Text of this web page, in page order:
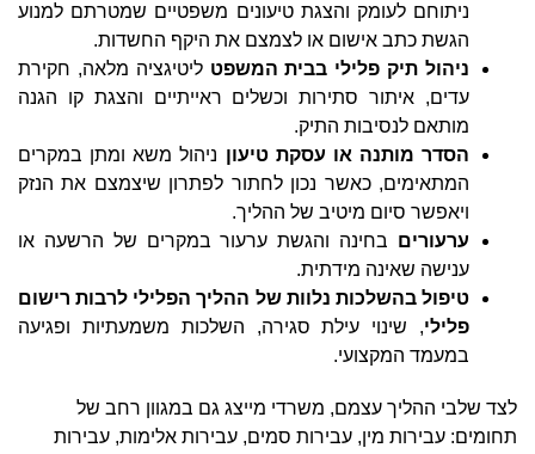
ניתוחם לעומק והצגת טיעונים משפטיים שמטרתם למנוע
הגשת כתב אישום או לצמצם את היקף החשדות.
ניהול תיק פלילי בבית המשפט ליטיגציה מלאה, חקירת
עדים, איתור סתירות וכשלים ראייתיים והצגת קו הגנה
מותאם לנסיבות התיק.
הסדר מותנה או עסקת טיעון ניהול משא ומתן במקרים
המתאימים, כאשר נכון לחתור לפתרון שיצמצם את הנזק
ויאפשר סיום מיטיב של ההליך.
ערעורים בחינה והגשת ערעור במקרים של הרשעה או
ענישה שאינה מידתית.
טיפול בהשלכות נלוות של ההליך הפלילי לרבות רישום
פלילי, שינוי עילת סגירה, השלכות משמעתיות ופגיעה
במעמד המקצועי.
לצד שלבי ההליך עצמם, משרדי מייצג גם במגוון רחב של
תחומים: עבירות מין, עבירות סמים, עבירות אלימות, עבירות